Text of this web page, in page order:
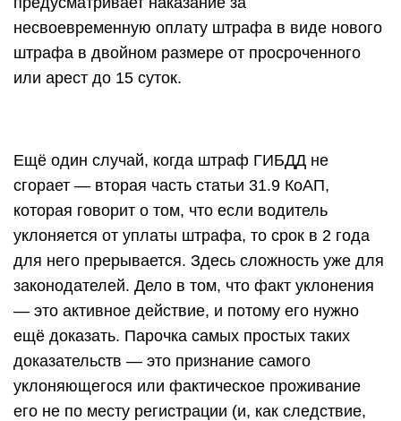
несвоевременную оплату штрафа в виде нового
штрафа в двойном размере от просроченного
или арест до 15 суток.
Ещё один случай, когда штраф ГИБДД не
сгорает — вторая часть статьи 31.9 КоАП,
которая говорит о том, что если водитель
уклоняется от уплаты штрафа, то срок в 2 года
для него прерывается. Здесь сложность уже для
законодателей. Дело в том, что факт уклонения
— это активное действие, и потому его нужно
ещё доказать. Парочка самых простых таких
доказательств — это признание самого
уклоняющегося или фактическое проживание
его не по месту регистрации (и, как следствие,